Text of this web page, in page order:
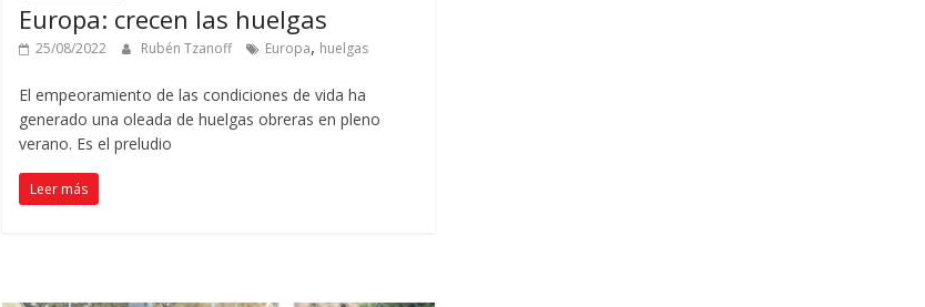
Europa: crecen las huelgas
25/08/2022 Rubén Tzanoff Europa, huelgas
El empeoramiento de las condiciones de vida ha
generado una oleada de huelgas obreras en pleno
verano. Es el preludio
Leer más